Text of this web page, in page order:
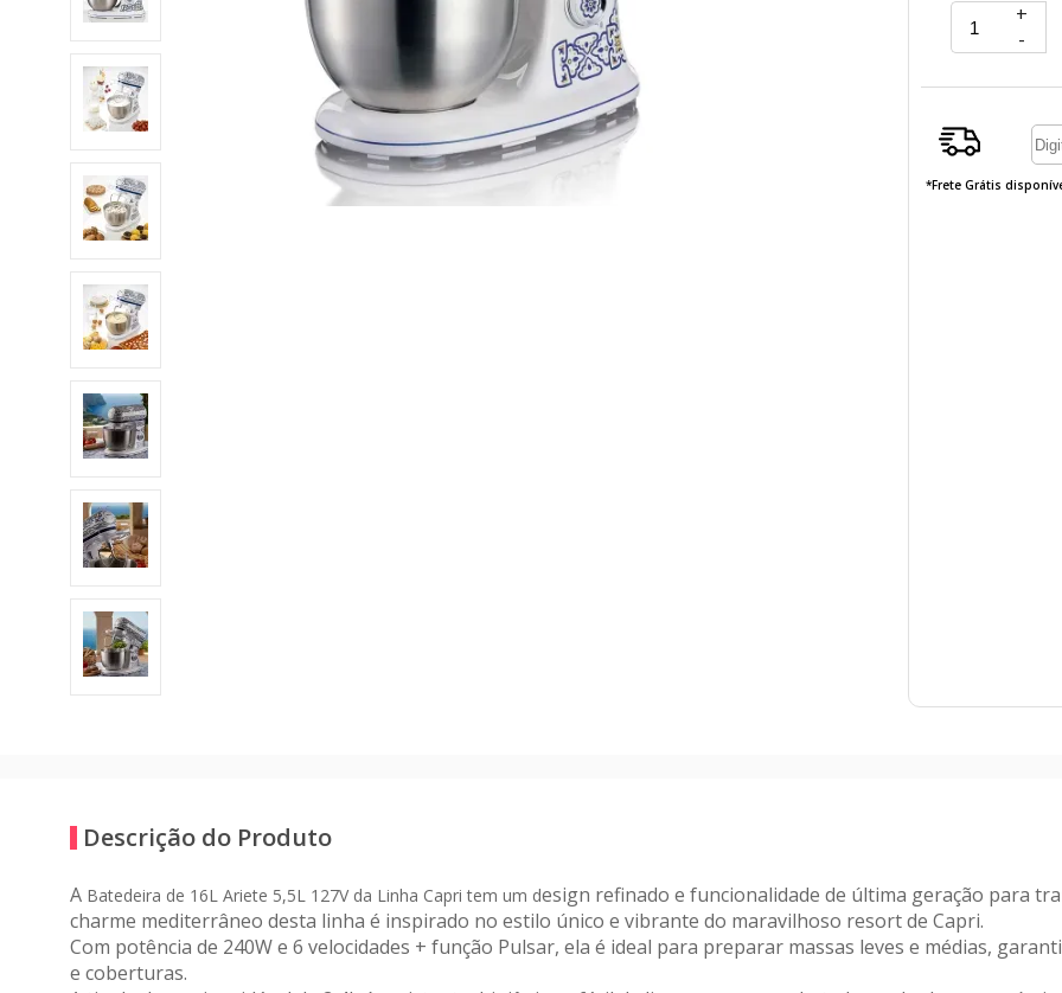
+
-
*Frete Grátis
Descrição do Produto
A Batedeira de 16L Ariete 5,5L 127V da Linha Capri tem um design refinado e funcionalidade de última geração para
charme mediterrâneo desta linha é inspirado no estilo único e vibrante do maravilhoso resort de Capri.
Com potência de 240W e 6 velocidades + função Pulsar, ela é ideal para preparar massas leves e médias,
e coberturas.